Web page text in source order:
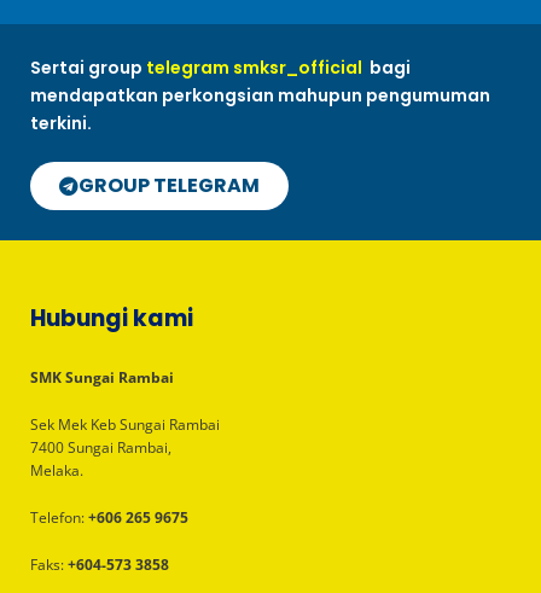
Sertai group telegram smksr_official bagi
mendapatkan perkongsian mahupun pengumuman
terkini.
GROUP TELEGRAM
Hubungi kami
SMK Sungai Rambai
Sek Mek Keb Sungai Rambai
7400 Sungai Rambai,
Melaka.
Telefon:+606 265 9675
Faks:+604-573 3858